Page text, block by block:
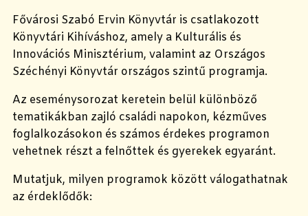
Fővárosi Szabó Ervin Könyvtár is csatlakozott
Könyvtári Kihíváshoz, amely a Kulturális és
Innovációs Minisztérium, valamint az Országos
Széchényi Könyvtár országos szintű programja.
Az eseménysorozat keretein belül különböző
tematikákban zajló családi napokon, kézműves
foglalkozásokon és számos érdekes programon
vehetnek részt a felnőttek és gyerekek egyaránt.
Mutatjuk, milyen programok között válogathatnak
az érdeklődők: